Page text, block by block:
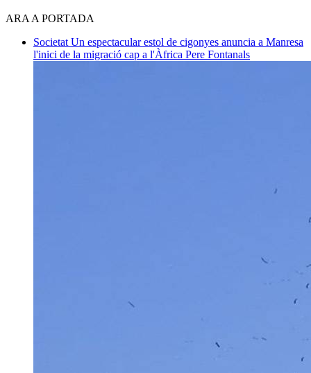
ARA A PORTADA
Societat Un espectacular estol de cigonyes anuncia a Manresa
l'inici de la migració cap a l'Àfrica Pere Fontanals